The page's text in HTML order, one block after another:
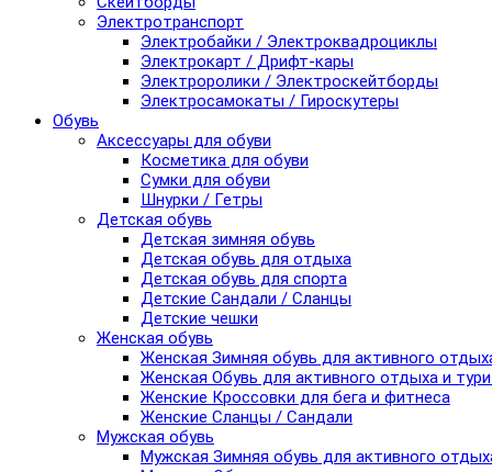
Электротранспорт
Электробайки / Электроквадроциклы
Электрокарт / Дрифт-кары
Электроролики / Электроскейтборды
Электросамокаты / Гироскутеры
Обувь
Аксессуары для обуви
Косметика для обуви
Сумки для обуви
Шнурки / Гетры
Детская обувь
Детская зимняя обувь
Детская обувь для отдыха
Детская обувь для спорта
Детские Сандали / Сланцы
Детские чешки
Женская обувь
Женская Зимняя обувь для активного
Женская Обувь для активного отдыха и
Женские Кроссовки для бега и фитнеса
Женские Сланцы / Сандали
Мужская обувь
Мужская Зимняя обувь для активного